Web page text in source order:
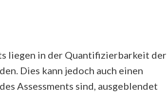
liegen in der Quantifizierbarkeit der
Dies kann jedoch auch einen
Assessments sind, ausgeblendet